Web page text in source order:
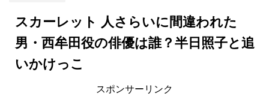
スカーレット 人さらいに間違われた
男・西牟田役の俳優は誰？半日照子と追
いかけっこ
スポンサーリンク